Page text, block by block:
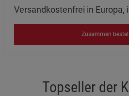
Versandkostenfrei in Europa,
Zusammen
Topseller der